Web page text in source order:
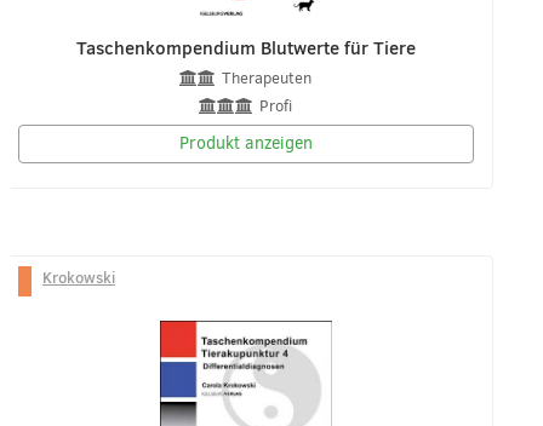
Taschenkompendium Blutwerte für Tiere
Therapeuten
Profi
Produkt anzeigen
Krokowski